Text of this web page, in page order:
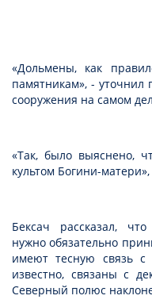
«Дольмены, как
памятникам», - уточнил
сооружения на самом
«Так, было выяснено,
культом Богини-матери»,
Бексач рассказал,
нужно обязательно
имеют тесную связь
известно, связаны с
Северный полюс